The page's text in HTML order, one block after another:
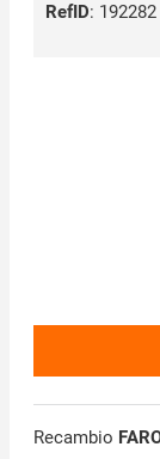
RefID: 192282
Recambio